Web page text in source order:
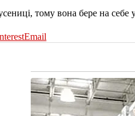
тому вона бере на себе
Email